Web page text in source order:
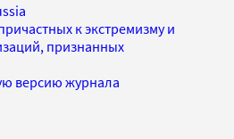
к экстремизму и
признанных
версию журнала